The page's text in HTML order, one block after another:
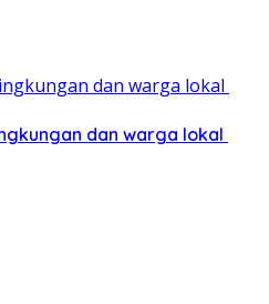
dan warga lokal